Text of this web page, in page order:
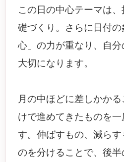
この日の中心テーマは
礎づくり。さらに日付
心」の力が重なり、自
大切になります。
月の中ほどに差しかか
けで進めてきたものを
す。伸ばすもの、減ら
のを分けることで、後半